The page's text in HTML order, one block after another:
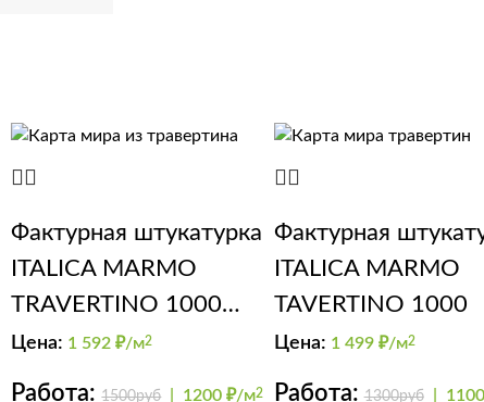
Фактурная штукатурка
ITALICA MARMO
TRAVERTINO 1000
(эффект карта мира)
Цена: 1 592₽/м2
Работа:1500руб| 1200 ₽/м2
Фактурная
ITALICA MARMO
TAVERTINO 1000
Цена: 1 499 ₽/м2
Работа:1300руб|